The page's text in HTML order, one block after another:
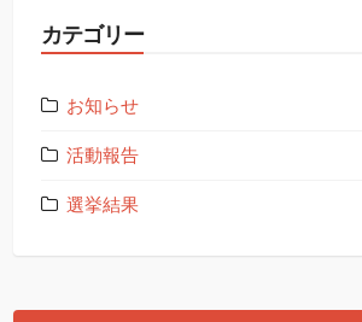
カテゴリー
お知らせ
活動報告
選挙結果